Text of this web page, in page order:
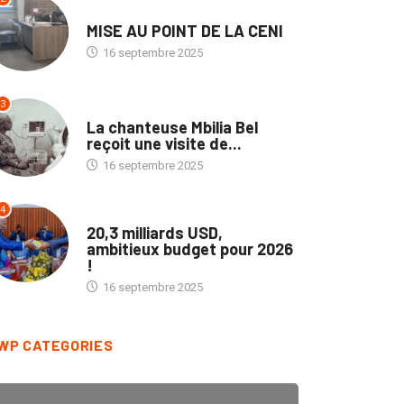
MISE AU POINT DE LA CENI
16 septembre 2025
3
La chanteuse Mbilia Bel
reçoit une visite de...
16 septembre 2025
4
20,3 milliards USD,
ambitieux budget pour 2026
!
16 septembre 2025
CATEGORIES